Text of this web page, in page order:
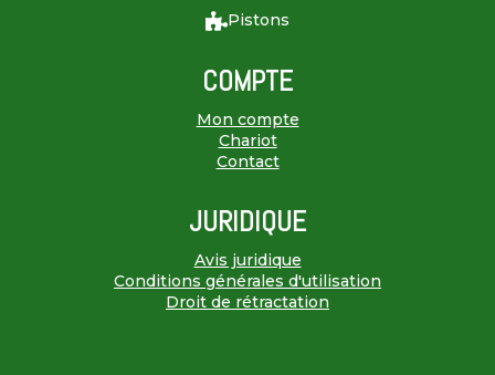
Pistons
COMPTE
Mon compte
Chariot
Contact
JURIDIQUE
Avis juridique
Conditions générales d'utilisation
Droit de rétractation